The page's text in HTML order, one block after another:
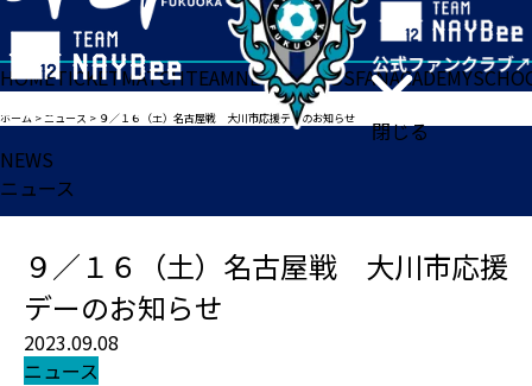
閉じる
HOMETICKETMATCHTEAMNEWSGOODSFANACADEMY
ホーム >ニュース > ９／１６（土）名古屋戦 大川市応援デーのお知らせ
NEWS
ニュース
９／１６（土）名古屋戦 大川市応援
デーのお知らせ
2023.09.08
ニュース